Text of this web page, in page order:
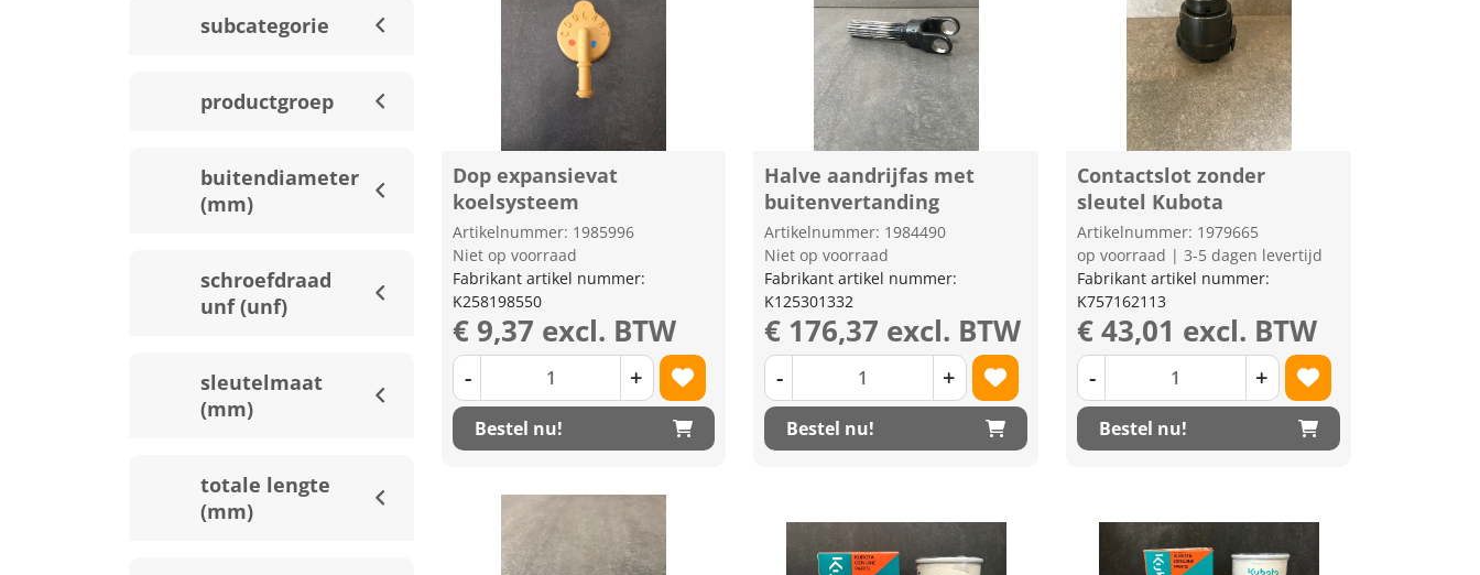
subcategorie
productgroep
buitendiameter
(mm)
schroefdraad
unf (unf)
sleutelmaat
(mm)
totale lengte
(mm)
Dop expansievat
koelsysteem
Artikelnummer: 1985996
Niet op voorraad
Fabrikant artikel nummer:
K258198550
€ 9,37 excl. BTW
- +
Bestel nu!
Halve aandrijfas met
buitenvertanding
Artikelnummer: 1984490
Niet op voorraad
Fabrikant artikel nummer:
K125301332
€ 176,37 excl. BTW
- +
Bestel nu!
Contactslot zonder
sleutel Kubota
Artikelnummer: 1979665
op voorraad | 3-5 dagen levertijd
Fabrikant artikel nummer:
K757162113
€ 43,01 excl. BTW
- +
Bestel nu!